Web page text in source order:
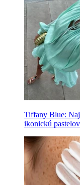
Tiffany Blue:
ikonickú